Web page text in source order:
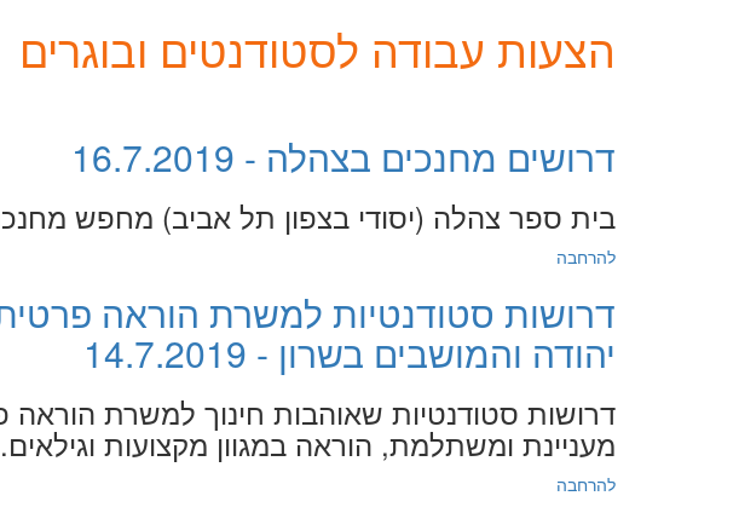
הצעות עבודה לסטודנטים ובוגרים
דרושים מחנכים בצהלה - 16.7.2019
בית ספר צהלה (יסודי בצפון תל אביב) מחפש
להרחבה
דרושות סטודנטיות למשרת הוראה
יהודה והמושבים בשרון - 14.7.2019
דרושות סטודנטיות שאוהבות חינוך למשרת
מעניינת ומשתלמת, הוראה במגוון מקצועות וגילאים.
להרחבה